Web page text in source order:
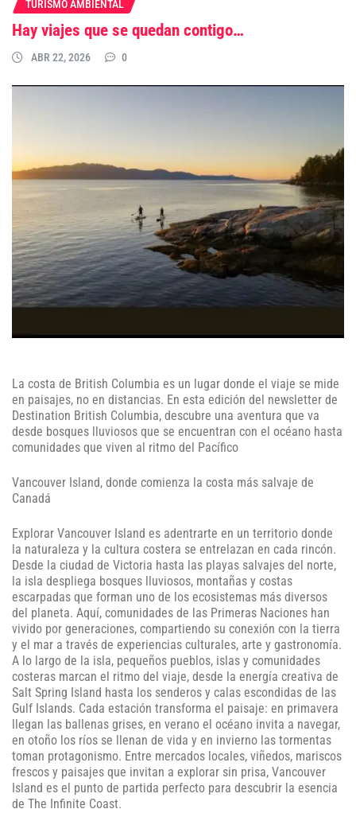
TURISMO AMBIENTAL
Hay viajes que se quedan contigo…
ABR 22, 2026 0
La costa de British Columbia es un lugar donde el viaje se mide
en paisajes, no en distancias. En esta edición del newsletter de
Destination British Columbia, descubre una aventura que va
desde bosques lluviosos que se encuentran con el océano hasta
comunidades que viven al ritmo del Pacífico
Vancouver Island, donde comienza la costa más salvaje de
Canadá
Explorar Vancouver Island es adentrarte en un territorio donde
la naturaleza y la cultura costera se entrelazan en cada rincón.
Desde la ciudad de Victoria hasta las playas salvajes del norte,
la isla despliega bosques lluviosos, montañas y costas
escarpadas que forman uno de los ecosistemas más diversos
del planeta. Aquí, comunidades de las Primeras Naciones han
vivido por generaciones, compartiendo su conexión con la tierra
y el mar a través de experiencias culturales, arte y gastronomía.
A lo largo de la isla, pequeños pueblos, islas y comunidades
costeras marcan el ritmo del viaje, desde la energía creativa de
Salt Spring Island hasta los senderos y calas escondidas de las
Gulf Islands. Cada estación transforma el paisaje: en primavera
llegan las ballenas grises, en verano el océano invita a navegar,
en otoño los ríos se llenan de vida y en invierno las tormentas
toman protagonismo. Entre mercados locales, viñedos, mariscos
frescos y paisajes que invitan a explorar sin prisa, Vancouver
Island es el punto de partida perfecto para descubrir la esencia
de The Infinite Coast.